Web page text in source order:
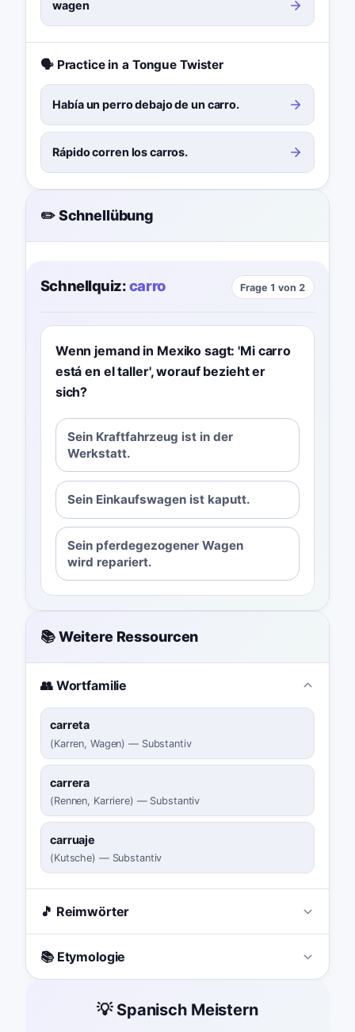
wagen
🗣️ Practice in a Tongue Twister
Había un perro debajo de un carro.
Rápido corren los carros.
✏️ Schnellübung
Schnellquiz:carro Frage 1 von 2
Wenn jemand in Mexiko sagt: 'Mi carro
está en el taller', worauf bezieht er
sich?
Sein Kraftfahrzeug ist in der
Werkstatt.
Sein Einkaufswagen ist kaputt.
Sein pferdegezogener Wagen
wird repariert.
📚 Weitere Ressourcen
👥 Wortfamilie
carreta
(Karren, Wagen) — Substantiv
carrera
(Rennen, Karriere) — Substantiv
carruaje
(Kutsche) — Substantiv
🎵 Reimwörter
📚 Etymologie
💡 Spanisch Meistern